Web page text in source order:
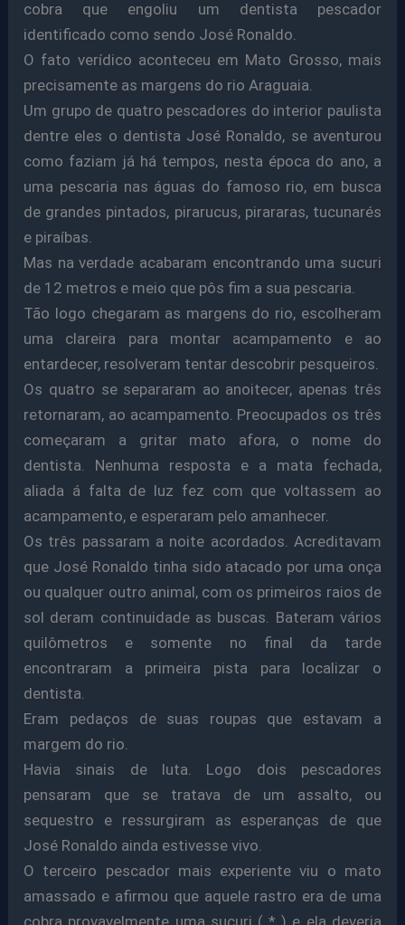
cobra que engoliu um dentista pescador
identificado como sendo José Ronaldo.
O fato verídico aconteceu em Mato Grosso, mais
precisamente as margens do rio Araguaia.
Um grupo de quatro pescadores do interior paulista
dentre eles o dentista José Ronaldo, se aventurou
como faziam já há tempos, nesta época do ano, a
uma pescaria nas águas do famoso rio, em busca
de grandes pintados, pirarucus, pirararas, tucunarés
e piraíbas.
Mas na verdade acabaram encontrando uma sucuri
de 12 metros e meio que pôs fim a sua pescaria.
Tão logo chegaram as margens do rio, escolheram
uma clareira para montar acampamento e ao
entardecer, resolveram tentar descobrir pesqueiros.
Os quatro se separaram ao anoitecer, apenas três
retornaram, ao acampamento. Preocupados os três
começaram a gritar mato afora, o nome do
dentista. Nenhuma resposta e a mata fechada,
aliada á falta de luz fez com que voltassem ao
acampamento, e esperaram pelo amanhecer.
Os três passaram a noite acordados. Acreditavam
que José Ronaldo tinha sido atacado por uma onça
ou qualquer outro animal, com os primeiros raios de
sol deram continuidade as buscas. Bateram vários
quilômetros e somente no final da tarde
encontraram a primeira pista para localizar o
dentista.
Eram pedaços de suas roupas que estavam a
margem do rio.
Havia sinais de luta. Logo dois pescadores
pensaram que se tratava de um assalto, ou
sequestro e ressurgiram as esperanças de que
José Ronaldo ainda estivesse vivo.
O terceiro pescador mais experiente viu o mato
amassado e afirmou que aquele rastro era de uma